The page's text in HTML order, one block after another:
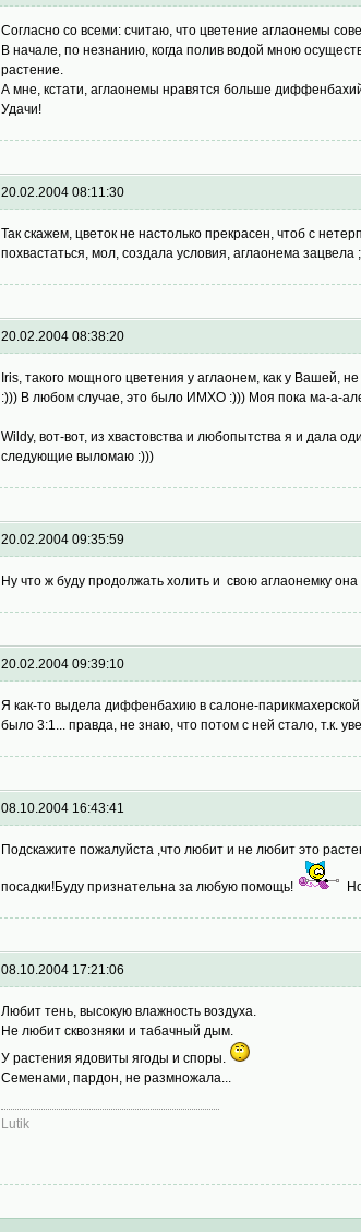
Согласно со всеми: считаю, что цветение аглаонемы
В начале, по незнанию, когда полив водой мною
растение.
А мне, кстати, аглаонемы нравятся больше
Удачи!
20.02.2004 08:11:30
Так скажем, цветок не настолько прекрасен, чтоб с
похвастаться, мол, создала условия, аглаонема зацвела
20.02.2004 08:38:20
Iris, такого мощного цветения у аглаонем, как у Вашей,
:))) В любом случае, это было ИМХО :))) Моя пока ма-а-
Wildy, вот-вот, из хвастовства и любопытства я и дала
следующие выломаю :)))
20.02.2004 09:35:59
Ну что ж буду продолжать холить и свою аглаонемку
20.02.2004 09:39:10
Я как-то выдела диффенбахию в салоне-
было 3:1... правда, не знаю, что потом с ней стало, т.к.
08.10.2004 16:43:41
Подскажите пожалуйста ,что любит и не любит это
посадки!Буду признательна за любую помощь!
08.10.2004 17:21:06
Любит тень, высокую влажность воздуха.
Не любит сквозняки и табачный дым.
У растения ядовиты ягоды и споры.
Семенами, пардон, не размножала...
Lutik